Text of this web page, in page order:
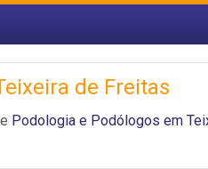
de Freitas
Podologia e Podólogos em